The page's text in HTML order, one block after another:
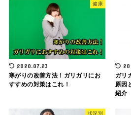
健康
2020.07.23
寒がりの改善方法！ガリガリにお
すすめの対策はこれ！
ガリ
原因
紹介
状況別